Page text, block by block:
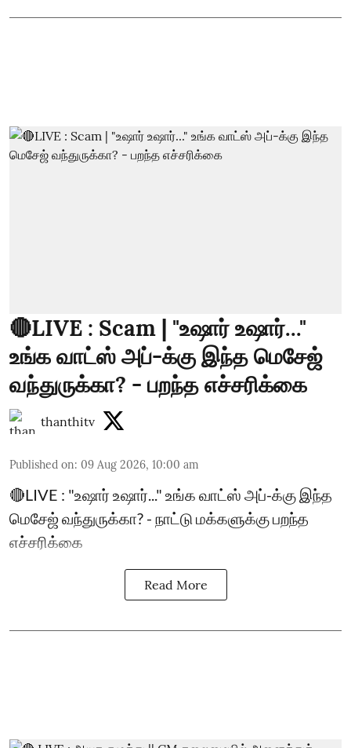
🔴LIVE : Scam | "உஷார் உஷார்..."
உங்க வாட்ஸ் அப்-க்கு இந்த மெசேஜ்
வந்துருக்கா? - பறந்த எச்சரிக்கை
thanthitv
Published on: 09 Aug 2026, 10:00 am
🔴LIVE : "உஷார் உஷார்..." உங்க வாட்ஸ் அப்-க்கு இந்த
மெசேஜ் வந்துருக்கா? - நாட்டு மக்களுக்கு பறந்த
எச்சரிக்கை
Read More